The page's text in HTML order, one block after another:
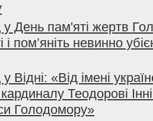
День пам'яті жертв
і пом’яніть невинно
Відні: «Від імені
Теодорові
Голодомору»